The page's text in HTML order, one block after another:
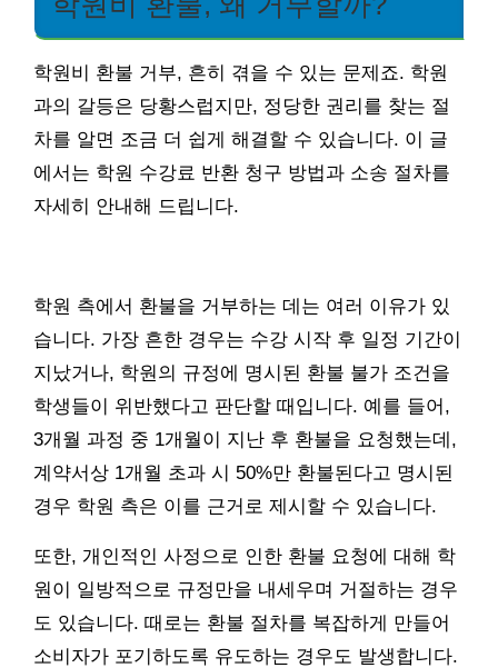
학원비 환불 거부, 흔히 겪을 수 있는 문제죠. 학원
과의 갈등은 당황스럽지만, 정당한 권리를 찾는 절
차를 알면 조금 더 쉽게 해결할 수 있습니다. 이 글
에서는 학원 수강료 반환 청구 방법과 소송 절차를
자세히 안내해 드립니다.
학원 측에서 환불을 거부하는 데는 여러 이유가 있
습니다. 가장 흔한 경우는 수강 시작 후 일정 기간이
지났거나, 학원의 규정에 명시된 환불 불가 조건을
학생들이 위반했다고 판단할 때입니다. 예를 들어,
3개월 과정 중 1개월이 지난 후 환불을 요청했는데,
계약서상 1개월 초과 시 50%만 환불된다고 명시된
경우 학원 측은 이를 근거로 제시할 수 있습니다.
또한, 개인적인 사정으로 인한 환불 요청에 대해 학
원이 일방적으로 규정만을 내세우며 거절하는 경우
도 있습니다. 때로는 환불 절차를 복잡하게 만들어
소비자가 포기하도록 유도하는 경우도 발생합니다.